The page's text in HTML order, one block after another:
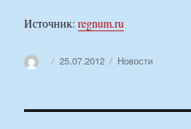
Источник:regnum.ru
АвторОпубликовано
25.07.2012 Рубрики
Новости